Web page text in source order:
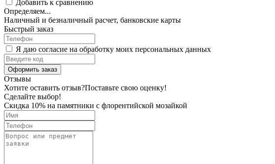
Добавить к сравнению
Определяем...
Наличный и безналичный расчет, банковские карты
Быстрый заказ
Я даю согласие на обработку моих персональных данных
Оформить заказ
Отзывы
Хотите оставить отзыв?Поставьте свою оценку!
Сделайте выбор!
Скидка 10% на памятники с флорентийской мозайкой